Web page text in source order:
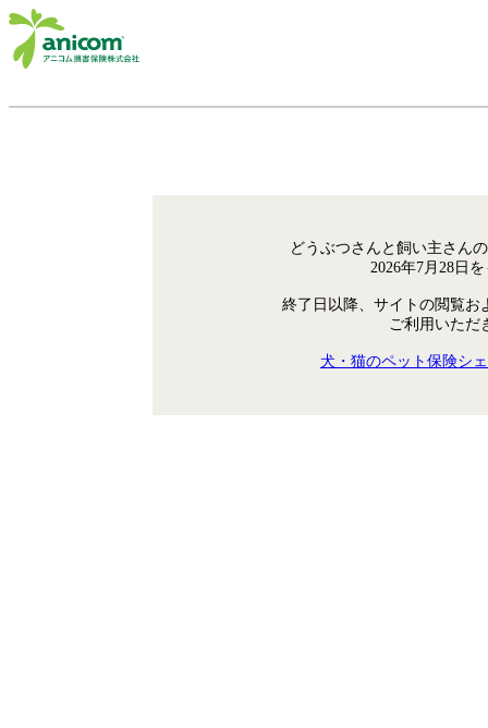
どうぶつさんと飼い主さん
2026年7月28日
終了日以降、サイトの閲覧お
ご利用いただ
犬・猫のペット保険シ